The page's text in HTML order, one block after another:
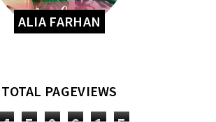
ALIA FARHAN
TOTAL PAGEVIEWS